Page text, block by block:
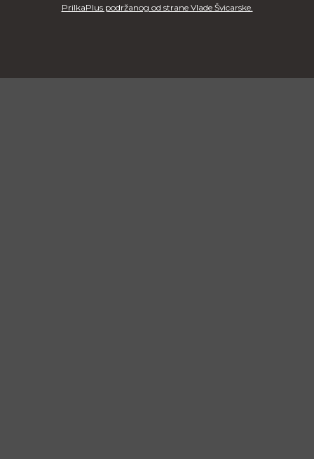
PrilkaPlus podržanog od strane Vlade Švicarske.